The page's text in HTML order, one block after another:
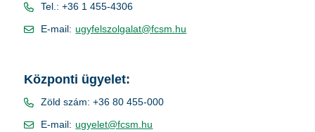
Tel.: +36 1 455-4306
E-mail: ugyfelszolgalat@fcsm.hu
Központi ügyelet:
Zöld szám: +36 80 455-000
E-mail: ugyelet@fcsm.hu